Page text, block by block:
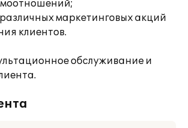
маркетинговых акций
клиентов.
обслуживание и